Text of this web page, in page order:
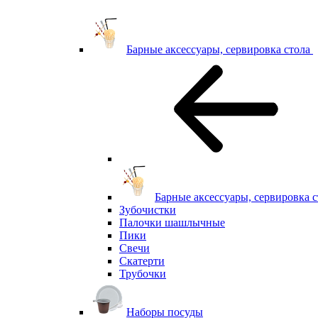
Барные аксессуары, сервировка стола
Барные аксессуары, сервировка
Зубочистки
Палочки шашлычные
Пики
Свечи
Скатерти
Трубочки
Наборы посуды